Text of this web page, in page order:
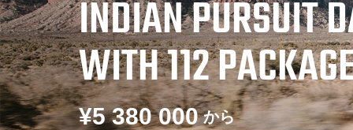
INDIAN PURSUIT
WITH 112
から
¥5 380 000